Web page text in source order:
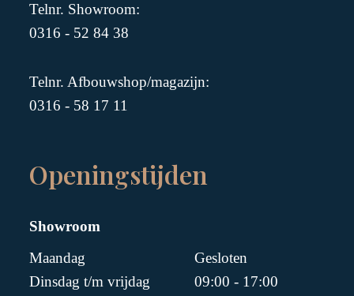
Telnr. Showroom:
0316 - 52 84 38
Telnr. Afbouwshop/magazijn:
0316 - 58 17 11
Openingstijden
Showroom
Maandag
Gesloten
Dinsdag t/m vrijdag
09:00 - 17:00